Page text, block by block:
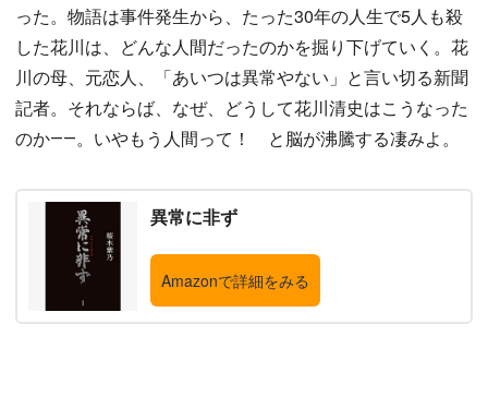
った。物語は事件発生から、たった30年の人生で5人も殺
した花川は、どんな人間だったのかを掘り下げていく。花
川の母、元恋人、「あいつは異常やない」と言い切る新聞
記者。それならば、なぜ、どうして花川清史はこうなった
のか――。いやもう人間って！ と脳が沸騰する凄みよ。
異常に非ず
Amazonで詳細をみる